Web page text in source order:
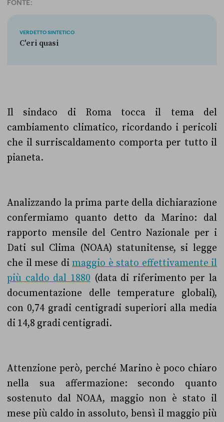
FONTE:
VERDETTO SINTETICO
C'eri quasi
Il sindaco di Roma tocca il tema del
cambiamento climatico, ricordando i pericoli
che il surriscaldamento comporta per tutto il
pianeta.
Analizzando la prima parte della dichiarazione
confermiamo quanto detto da Marino: dal
rapporto mensile del Centro Nazionale per i
Dati sul Clima (NOAA) statunitense, si legge
che il mese di maggio è stato effettivamente il
più caldo dal 1880 (data di riferimento per la
documentazione delle temperature globali),
con 0,74 gradi centigradi superiori alla media
di 14,8 gradi centigradi.
Attenzione però, perché Marino è poco chiaro
nella sua affermazione: secondo quanto
sostenuto dal NOAA, maggio non è stato il
mese più caldo in assoluto, bensì il maggio più